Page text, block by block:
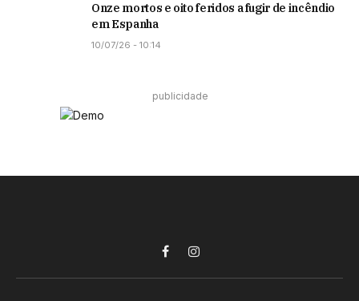
Onze mortos e oito feridos a fugir de incêndio
em Espanha
10/07/26 - 10:14
publicidade
FacebookInstagram